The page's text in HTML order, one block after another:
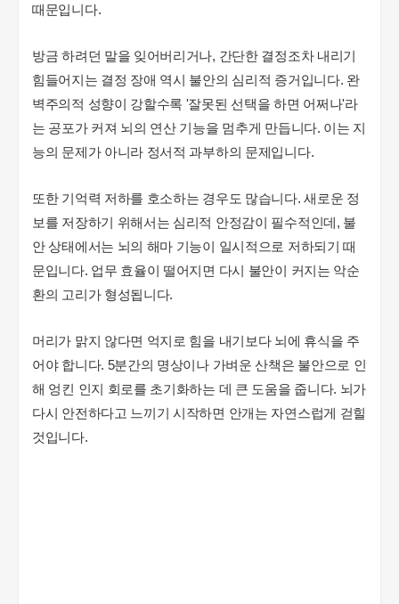
때문입니다.
방금 하려던 말을 잊어버리거나, 간단한 결정조차 내리기
힘들어지는 결정 장애 역시 불안의 심리적 증거입니다. 완
벽주의적 성향이 강할수록 '잘못된 선택을 하면 어쩌나'라
는 공포가 커져 뇌의 연산 기능을 멈추게 만듭니다. 이는 지
능의 문제가 아니라 정서적 과부하의 문제입니다.
또한 기억력 저하를 호소하는 경우도 많습니다. 새로운 정
보를 저장하기 위해서는 심리적 안정감이 필수적인데, 불
안 상태에서는 뇌의 해마 기능이 일시적으로 저하되기 때
문입니다. 업무 효율이 떨어지면 다시 불안이 커지는 악순
환의 고리가 형성됩니다.
머리가 맑지 않다면 억지로 힘을 내기보다 뇌에 휴식을 주
어야 합니다. 5분간의 명상이나 가벼운 산책은 불안으로 인
해 엉킨 인지 회로를 초기화하는 데 큰 도움을 줍니다. 뇌가
다시 안전하다고 느끼기 시작하면 안개는 자연스럽게 걷힐
것입니다.